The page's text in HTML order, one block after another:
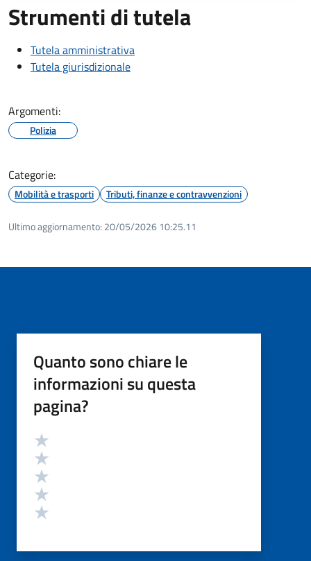
Strumenti di tutela
Tutela amministrativa
Tutela giurisdizionale
Argomenti:
Polizia
Categorie:
Mobilità e trasporti Tributi, finanze e contravvenzioni
Ultimo aggiornamento: 20/05/2026 10:25.11
Quanto sono chiare le
informazioni su questa
pagina?
Valutazione